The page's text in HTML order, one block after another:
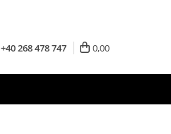
+40 268 478 747 0,00